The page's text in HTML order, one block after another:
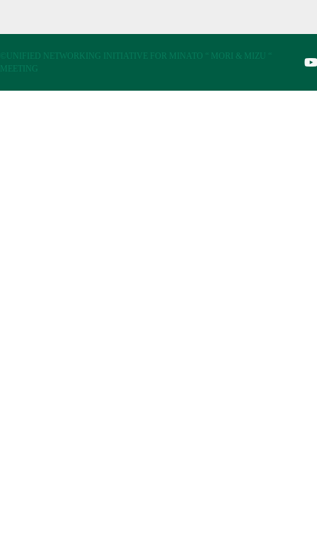
©UNIFIED NETWORKING INITIATIVE FOR MINATO “ MORI & MIZU “
MEETING